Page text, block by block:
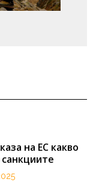
на ЕС какво